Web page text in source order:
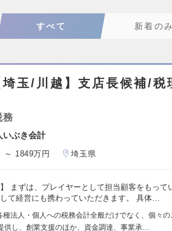
すべて 新着のみ
埼玉/川越】支店長候補/
務
いぶき会計
～ 1849万円 埼玉県
】 まずは、プレイヤーとして担当顧客をもって
て経営にも携わっていただきます。 具体…
種法人・個人への税務会計全般だけでなく、個々
供し、創業支援のほか、資金調達、事業承…